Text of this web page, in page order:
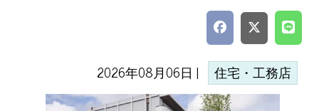
2026年08月06日 | 住宅・工務店